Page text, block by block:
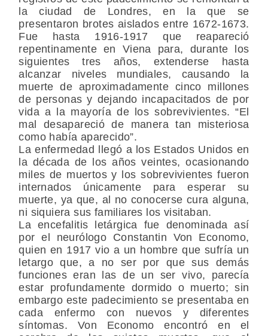
la ciudad de Londres, en la que se
presentaron brotes aislados entre 1672-1673.
Fue hasta 1916-1917 que reapareció
repentinamente en Viena para, durante los
siguientes tres años, extenderse hasta
alcanzar niveles mundiales, causando la
muerte de aproximadamente cinco millones
de personas y dejando incapacitados de por
vida a la mayoría de los sobrevivientes. “El
mal desapareció de manera tan misteriosa
como había aparecido”.
La enfermedad llegó a los Estados Unidos en
la década de los años veintes, ocasionando
miles de muertos y los sobrevivientes fueron
internados únicamente para esperar su
muerte, ya que, al no conocerse cura alguna,
ni siquiera sus familiares los visitaban.
La encefalitis letárgica fue denominada así
por el neurólogo Constantin Von Economo,
quien en 1917 vio a un hombre que sufría un
letargo que, a no ser por que sus demás
funciones eran las de un ser vivo, parecía
estar profundamente dormido o muerto; sin
embargo este padecimiento se presentaba en
cada enfermo con nuevos y diferentes
síntomas. Von Economo encontró en el